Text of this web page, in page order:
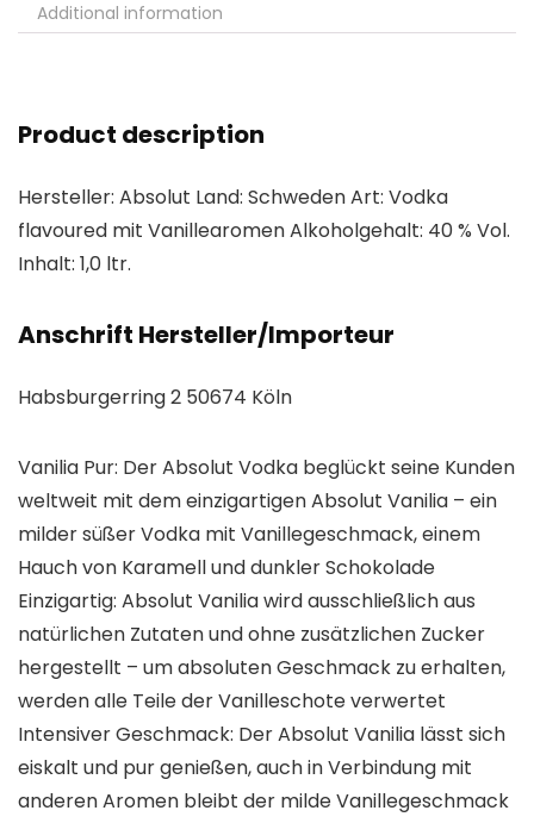
Additional information
Product description
Hersteller: Absolut Land: Schweden Art: Vodka
flavoured mit Vanillearomen Alkoholgehalt: 40 % Vol.
Inhalt: 1,0 ltr.
Anschrift Hersteller/Importeur
Habsburgerring 2 50674 Köln
Vanilia Pur: Der Absolut Vodka beglückt seine Kunden
weltweit mit dem einzigartigen Absolut Vanilia – ein
milder süßer Vodka mit Vanillegeschmack, einem
Hauch von Karamell und dunkler Schokolade
Einzigartig: Absolut Vanilia wird ausschließlich aus
natürlichen Zutaten und ohne zusätzlichen Zucker
hergestellt – um absoluten Geschmack zu erhalten,
werden alle Teile der Vanilleschote verwertet
Intensiver Geschmack: Der Absolut Vanilia lässt sich
eiskalt und pur genießen, auch in Verbindung mit
anderen Aromen bleibt der milde Vanillegeschmack